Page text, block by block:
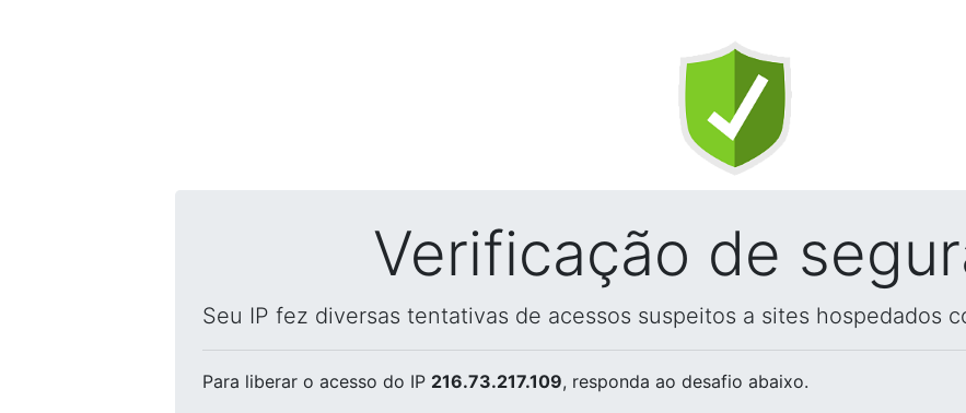
Verificação de
Seu IP fez diversas tentativas de acessos suspeitos a sites hospedados
Para liberar o acesso do IP 216.73.217.109, responda ao desafio abaixo.